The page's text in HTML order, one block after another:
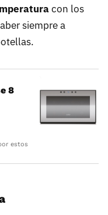
con los
siempre a
8
estos